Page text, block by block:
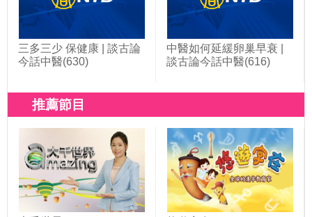
三多三少 保健康 | 談古論
今話中醫(630)
中醫如何延緩卵巢早衰 |
談古論今話中醫(616)
推薦節目